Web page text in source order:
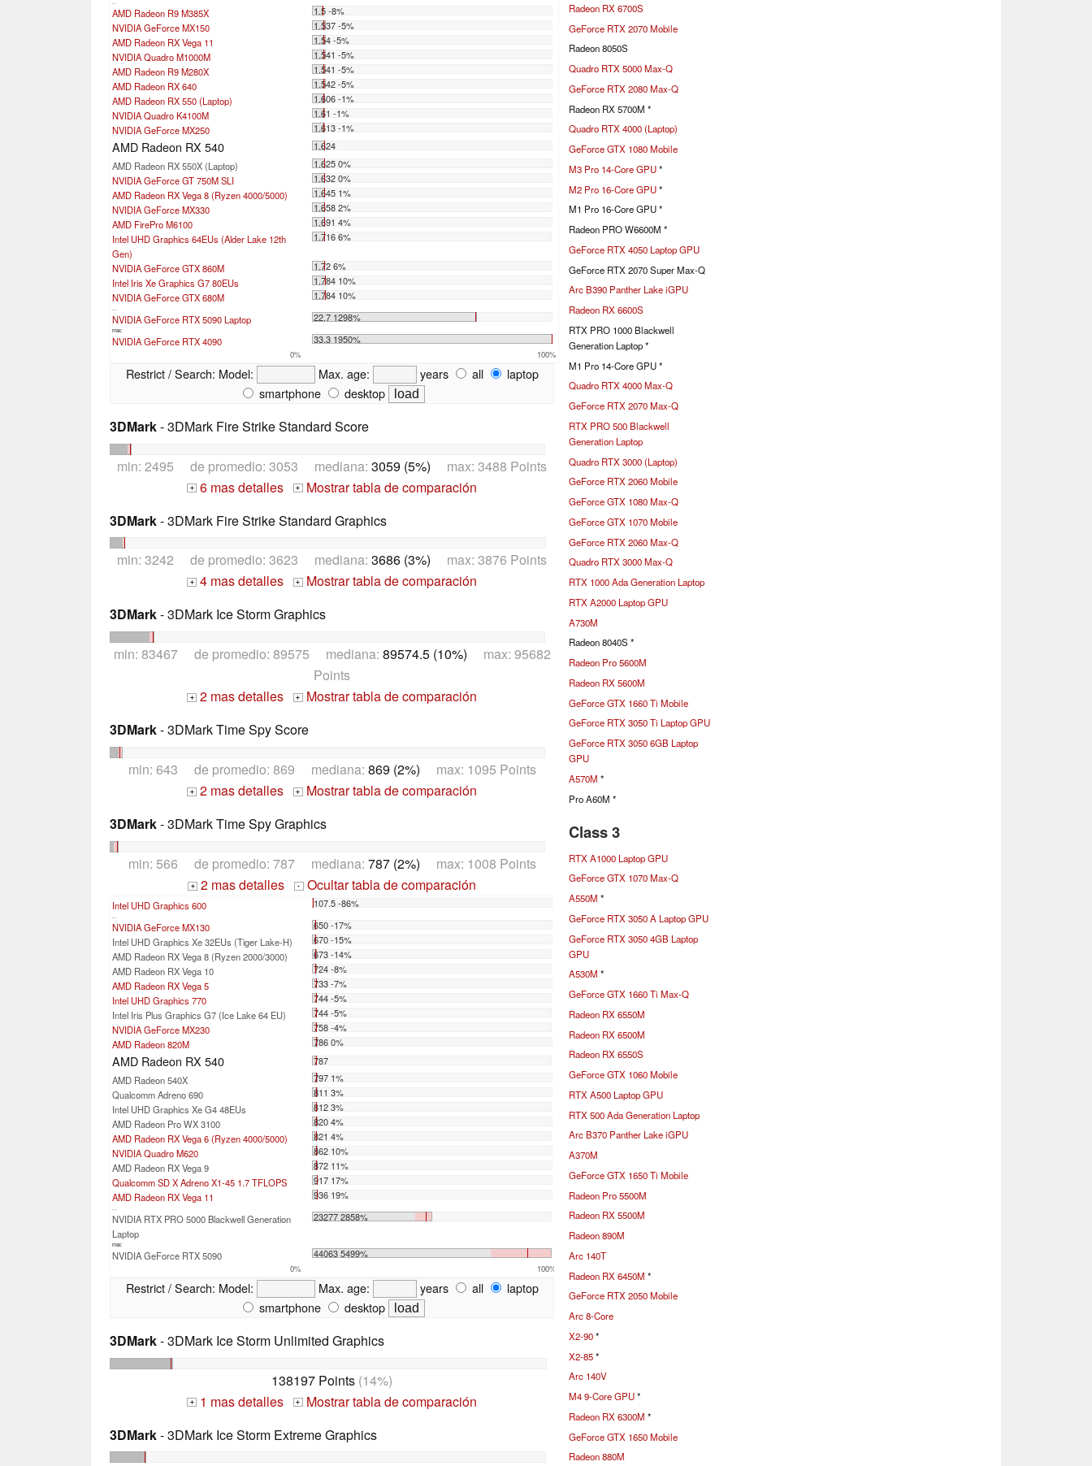
AMD Radeon R9 M385X
1.5 -8%
NVIDIA GeForce MX150
1.537 -5%
AMD Radeon RX Vega 11
1.54 -5%
NVIDIA Quadro M1000M
1.541 -5%
AMD Radeon R9 M280X
1.541 -5%
AMD Radeon RX 640
1.542 -5%
AMD Radeon RX 550 (Laptop)
1.606 -1%
NVIDIA Quadro K4100M
1.61 -1%
NVIDIA GeForce MX250
1.613 -1%
AMD Radeon RX 540
1.624
AMD Radeon RX 550X (Laptop)
1.625 0%
NVIDIA GeForce GT 750M SLI
1.632 0%
AMD Radeon RX Vega 8 (Ryzen 4000/5000)
1.645 1%
NVIDIA GeForce MX330
1.658 2%
AMD FirePro M6100
1.691 4%
Intel UHD Graphics 64EUs (Alder Lake 12th
Gen)
1.716 6%
NVIDIA GeForce GTX 860M
1.72 6%
Intel Iris Xe Graphics G7 80EUs
1.784 10%
NVIDIA GeForce GTX 680M
1.784 10%
NVIDIA GeForce RTX 5090 Laptop 22.7 1298%
max:
NVIDIA GeForce RTX 4090 33.3 1950%
0% 100%
Restrict / Search: Model: Max. age: years all
laptop
smartphone
desktop
3DMark- 3DMark Fire Strike Standard Score
min: 2495 de promedio: 3053 mediana: 3059 (5%) max: 3488 Points
+ 6 mas detalles + Mostrar tabla de comparación
3DMark- 3DMark Fire Strike Standard Graphics
min: 3242 de promedio: 3623 mediana: 3686 (3%) max: 3876 Points
+ 4 mas detalles + Mostrar tabla de comparación
3DMark- 3DMark Ice Storm Graphics
min: 83467 de promedio: 89575 mediana: 89574.5 (10%) max: 95682
Points
+ 2 mas detalles + Mostrar tabla de comparación
3DMark- 3DMark Time Spy Score
min: 643 de promedio: 869 mediana: 869 (2%) max: 1095 Points
+ 2 mas detalles + Mostrar tabla de comparación
3DMark- 3DMark Time Spy Graphics
min: 566 de promedio: 787 mediana: 787 (2%) max: 1008 Points
+ 2 mas detalles - Ocultar tabla de comparación
Intel UHD Graphics 600 107.5 -86%
NVIDIA GeForce MX130
650 -17%
Intel UHD Graphics Xe 32EUs (Tiger Lake-H)
670 -15%
AMD Radeon RX Vega 8 (Ryzen 2000/3000)
673 -14%
AMD Radeon RX Vega 10
724 -8%
AMD Radeon RX Vega 5
733 -7%
Intel UHD Graphics 770
744 -5%
Intel Iris Plus Graphics G7 (Ice Lake 64 EU)
744 -5%
NVIDIA GeForce MX230
758 -4%
AMD Radeon 820M
786 0%
AMD Radeon RX 540
787
AMD Radeon 540X
797 1%
Qualcomm Adreno 690
811 3%
Intel UHD Graphics Xe G4 48EUs
812 3%
AMD Radeon Pro WX 3100
820 4%
AMD Radeon RX Vega 6 (Ryzen 4000/5000)
821 4%
NVIDIA Quadro M620
862 10%
AMD Radeon RX Vega 9
872 11%
Qualcomm SD X Adreno X1-45 1.7 TFLOPS
917 17%
AMD Radeon RX Vega 11
936 19%
NVIDIA RTX PRO 5000 Blackwell Generation
Laptop
23277 2858%
max:
NVIDIA GeForce RTX 5090 44063 5499%
0% 100%
Restrict / Search: Model: Max. age: years all
laptop
smartphone
desktop
3DMark- 3DMark Ice Storm Unlimited Graphics
138197 Points (14%)
+ 1 mas detalles + Mostrar tabla de comparación
3DMark- 3DMark Ice Storm Extreme Graphics
Radeon RX 6700S
GeForce RTX 2070 Mobile
Radeon 8050S
Quadro RTX 5000 Max-Q
GeForce RTX 2080 Max-Q
Radeon RX 5700M *
Quadro RTX 4000 (Laptop)
GeForce GTX 1080 Mobile
M3 Pro 14-Core GPU*
M2 Pro 16-Core GPU*
M1 Pro 16-Core GPU *
Radeon PRO W6600M *
GeForce RTX 4050 Laptop GPU
GeForce RTX 2070 Super Max-Q
Arc B390 Panther Lake iGPU
Radeon RX 6600S
RTX PRO 1000 Blackwell
Generation Laptop *
M1 Pro 14-Core GPU *
Quadro RTX 4000 Max-Q
GeForce RTX 2070 Max-Q
RTX PRO 500 Blackwell
Generation Laptop
Quadro RTX 3000 (Laptop)
GeForce RTX 2060 Mobile
GeForce GTX 1080 Max-Q
GeForce GTX 1070 Mobile
GeForce RTX 2060 Max-Q
Quadro RTX 3000 Max-Q
RTX 1000 Ada Generation Laptop
RTX A2000 Laptop GPU
A730M
Radeon 8040S *
Radeon Pro 5600M
Radeon RX 5600M
GeForce GTX 1660 Ti Mobile
GeForce RTX 3050 Ti Laptop GPU
GeForce RTX 3050 6GB Laptop
GPU
A570M *
Pro A60M *
Class 3
RTX A1000 Laptop GPU
GeForce GTX 1070 Max-Q
A550M *
GeForce RTX 3050 A Laptop GPU
GeForce RTX 3050 4GB Laptop
GPU
A530M *
GeForce GTX 1660 Ti Max-Q
Radeon RX 6550M
Radeon RX 6500M
Radeon RX 6550S
GeForce GTX 1060 Mobile
RTX A500 Laptop GPU
RTX 500 Ada Generation Laptop
Arc B370 Panther Lake iGPU
A370M
GeForce GTX 1650 Ti Mobile
Radeon Pro 5500M
Radeon RX 5500M
Radeon 890M
Arc 140T
Radeon RX 6450M *
GeForce RTX 2050 Mobile
Arc 8-Core
X2-90*
X2-85*
Arc 140V
M4 9-Core GPU*
Radeon RX 6300M *
GeForce GTX 1650 Mobile
Radeon 880M